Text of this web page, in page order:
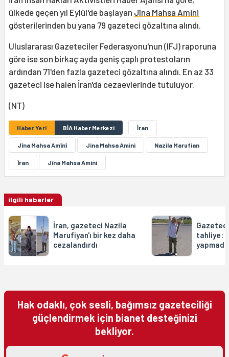
ülkede geçen yıl Eylül'de başlayan Jîna Mahsa Amini
gösterilerinden bu yana 79 gazeteci gözaltına alındı.
Uluslararası Gazeteciler Federasyonu'nun (IFJ) raporuna
göre ise son birkaç ayda geniş çaplı protestoların
ardından 71'den fazla gazeteci gözaltına alındı. En az 33
gazeteci ise halen İran'da cezaevlerinde tutuluyor.
(NT)
Haber Yeri BİA Haber Merkezi İran
Jîna Mahsa Amînî Jina Mahsa Amini Nazila Marufian
Îran Jîna Mahsa Amini
ilgili haberler
İran, gazeteci Nazila
Marufiyan'ı bir kez daha
cezalandırdı
tahliye:
Hak odaklı, çok sesli, bağımsız gazeteciliği
güçlendirmek için bianet desteğinizi
bekliyor.